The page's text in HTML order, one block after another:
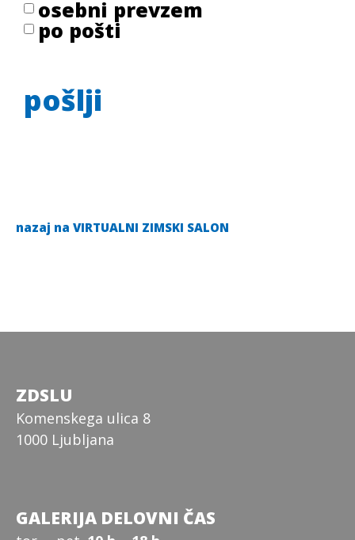
osebni prevzem
po pošti
pošlji
nazaj na VIRTUALNI ZIMSKI SALON
ZDSLU
Komenskega ulica 8
1000 Ljubljana
GALERIJA DELOVNI ČAS